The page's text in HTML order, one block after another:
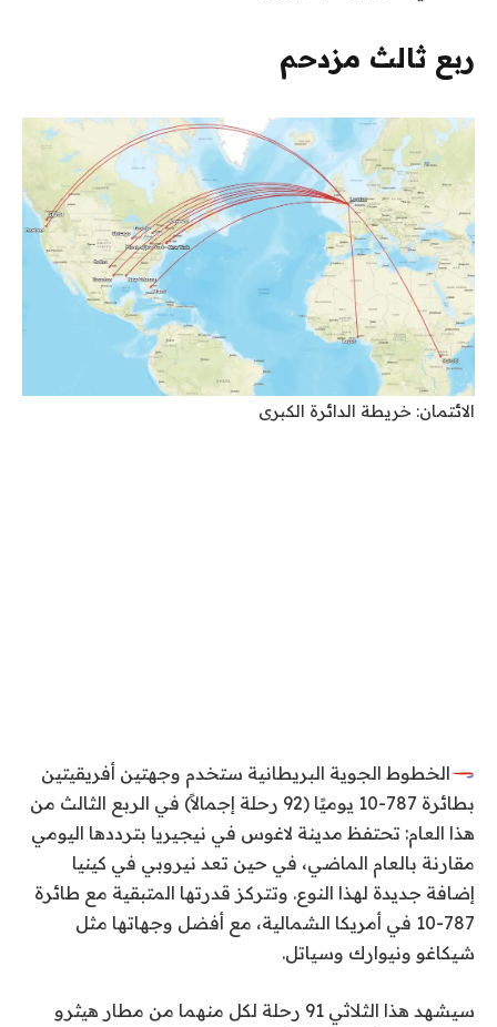
ربع ثالث مزدحم
الائتمان: خريطة الدائرة الكبرى
الخطوط الجوية البريطانية ستخدم وجهتين أفريقيتين
بطائرة 787-10 يوميًا (92 رحلة إجمالاً) في الربع الثالث من
هذا العام: تحتفظ مدينة لاغوس في نيجيريا بترددها اليومي
مقارنة بالعام الماضي، في حين تعد نيروبي في كينيا
إضافة جديدة لهذا النوع. وتتركز قدرتها المتبقية مع طائرة
787-10 في أمريكا الشمالية، مع أفضل وجهاتها مثل
شيكاغو ونيوارك وسياتل.
سيشهد هذا الثلاثي 91 رحلة لكل منهما من مطار هيثرو